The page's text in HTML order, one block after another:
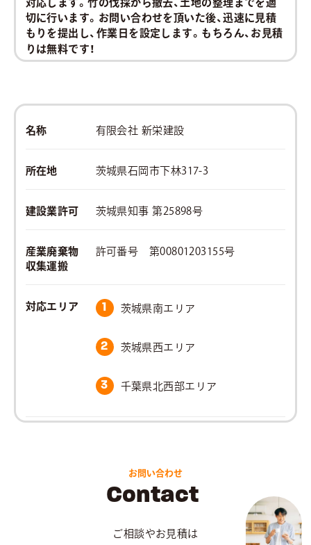
対応します。竹の伐採から撤去、土地の整理までを適
切に行います。お問い合わせを頂いた後、迅速に見積
もりを提出し、作業日を設定します。もちろん、お見積
りは無料です！
名称 有限会社 新栄建設
所在地 茨城県石岡市下林317-3
建設業許可 茨城県知事 第25898号
産業廃棄物
収集運搬
許可番号 第00801203155号
対応エリア 1 茨城県南エリア
2 茨城県西エリア
3 千葉県北西部エリア
お問い合わせ
Contact
ご相談やお見積は